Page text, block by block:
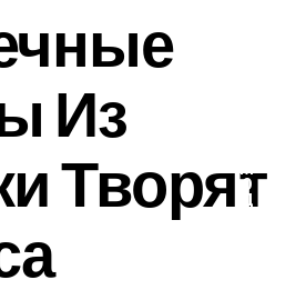
О
Д
Из
Творят